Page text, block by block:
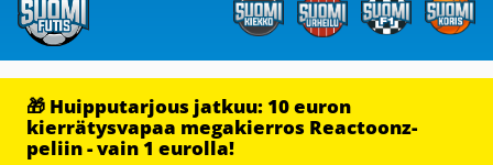
🎁 Huipputarjous jatkuu: 10 euron
kierrätysvapaa megakierros Reactoonz-
peliin - vain 1 eurolla!